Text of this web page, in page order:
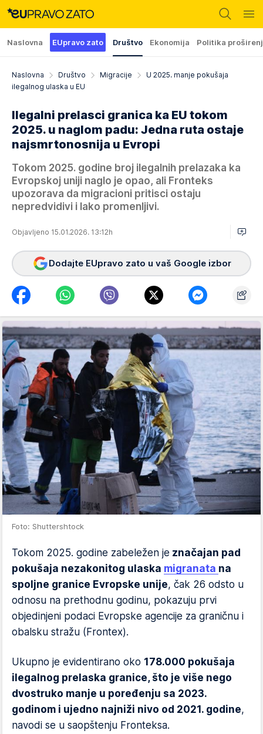
Naslovna EUpravo zato Društvo Ekonomija Politika
Naslovna Društvo Migracije
U 2025. manje pokušaja
ilegalnog ulaska u EU
Ilegalni prelasci granica ka EU tokom
2025. u naglom padu: Jedna ruta ostaje
najsmrtonosnija u Evropi
Tokom 2025. godine broj ilegalnih prelazaka ka
Evropskoj uniji naglo je opao, ali Fronteks
upozorava da migracioni pritisci ostaju
nepredvidivi i lako promenljivi.
Objavljeno 15.01.2026. 13:12h
Dodajte EUpravo zato u vaš Google izbor
Foto: Shuttershtock
Tokom 2025. godine zabeležen je značajan pad
pokušaja nezakonitog ulaska migranata na
spoljne granice Evropske unije, čak 26 odsto u
odnosu na prethodnu godinu, pokazuju prvi
objedinjeni podaci Evropske agencije za graničnu i
obalsku stražu (Frontex).
Ukupno je evidentirano oko 178.000 pokušaja
ilegalnog prelaska granice, što je više nego
dvostruko manje u poređenju sa 2023.
godinom i ujedno najniži nivo od 2021. godine,
navodi se u saopštenju Fronteksa.